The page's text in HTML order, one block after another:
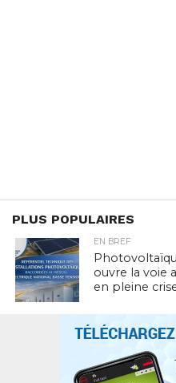
PLUS POPULAIRES
EN BREF
ouvre la voie
en pleine